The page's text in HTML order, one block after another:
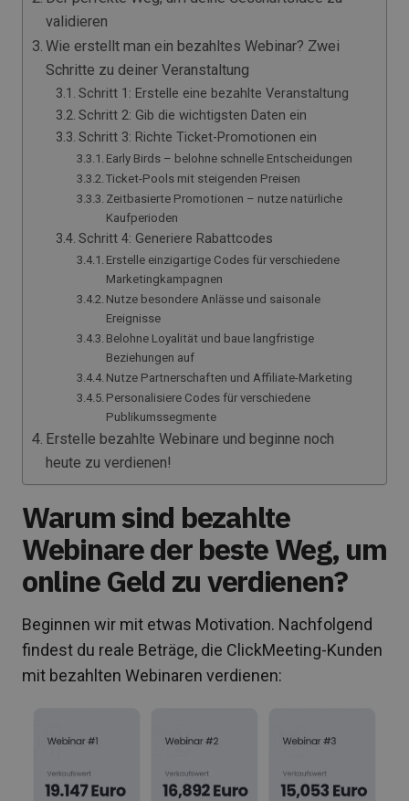
validieren
Wie erstellt man ein bezahltes Webinar? Zwei
Schritte zu deiner Veranstaltung
Schritt 1: Erstelle eine bezahlte Veranstaltung
Schritt 2: Gib die wichtigsten Daten ein
Schritt 3: Richte Ticket-Promotionen ein
Early Birds – belohne schnelle Entscheidungen
Ticket-Pools mit steigenden Preisen
Zeitbasierte Promotionen – nutze natürliche
Kaufperioden
Schritt 4: Generiere Rabattcodes
Erstelle einzigartige Codes für verschiedene
Marketingkampagnen
Nutze besondere Anlässe und saisonale
Ereignisse
Belohne Loyalität und baue langfristige
Beziehungen auf
Nutze Partnerschaften und Affiliate-Marketing
Personalisiere Codes für verschiedene
Publikumssegmente
Erstelle bezahlte Webinare und beginne noch
heute zu verdienen!
Warum sind bezahlte
Webinare der beste Weg, um
online Geld zu verdienen?
Beginnen wir mit etwas Motivation. Nachfolgend
findest du reale Beträge, die ClickMeeting-Kunden
mit bezahlten Webinaren verdienen: